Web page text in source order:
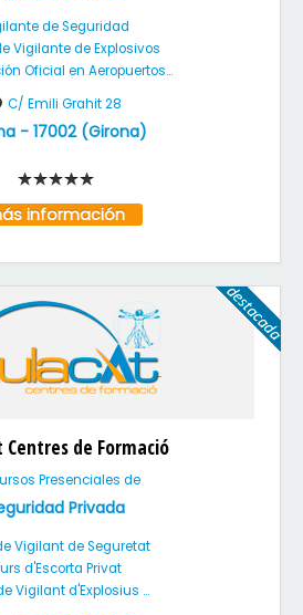
de Seguridad
Vigilante de Explosivos
Oficial en Aeropuertos...
C/ Emili Grahit 28
- 17002(Girona)
información
Centres de Formació
Presenciales de
Privada
Vigilant de Seguretat
d'Escorta Privat
Vigilant d'Explosius ...